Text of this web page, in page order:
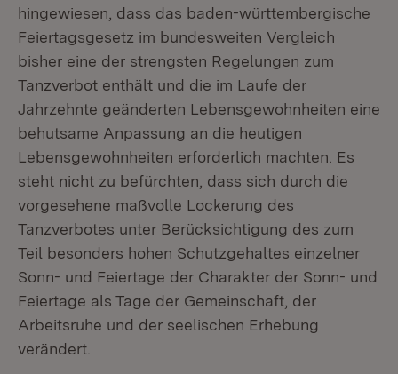
hingewiesen, dass das baden-württembergische
Feiertagsgesetz im bundesweiten Vergleich
bisher eine der strengsten Regelungen zum
Tanzverbot enthält und die im Laufe der
Jahrzehnte geänderten Lebensgewohnheiten eine
behutsame Anpassung an die heutigen
Lebensgewohnheiten erforderlich machten. Es
steht nicht zu befürchten, dass sich durch die
vorgesehene maßvolle Lockerung des
Tanzverbotes unter Berücksichtigung des zum
Teil besonders hohen Schutzgehaltes einzelner
Sonn- und Feiertage der Charakter der Sonn- und
Feiertage als Tage der Gemeinschaft, der
Arbeitsruhe und der seelischen Erhebung
verändert.